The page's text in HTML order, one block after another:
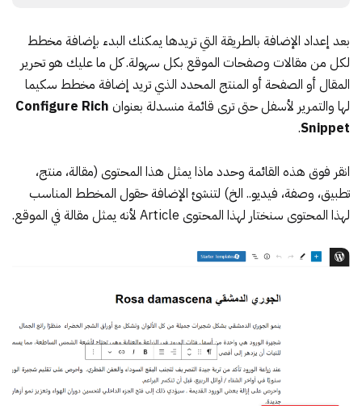
بعد إعداد الإضافة بالطريقة التي تريدها يمكنك البدء بإضافة مخطط
لكل من مقالات وصفحات الموقع بكل سهولة. كل ما عليك هو تحرير
المقال أو الصفحة أو المنتج المحدد الذي تريد إضافة مخطط سكيما
لها والتمرير لأسفل حتى ترى قائمة منسدلة بعنوان Configure Rich
Snippet
.
انقر فوق هذه القائمة وحدد ماذا يمثل هذا المحتوى (مقالة، منتج،
تطبيق، وصفة، فيديو.. الخ) لتنشئ الإضافة حقول المخطط المناسب
لهذا المحتوى سنختار لهذا المحتوى Article لأنه يمثل مقالة في الموقع.